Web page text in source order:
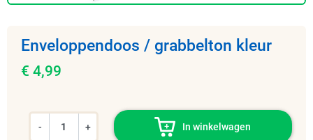
Enveloppendoos / grabbelton kleur
€ 4,99
- + In winkelwagen